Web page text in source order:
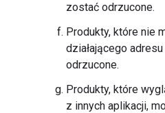
zostać odrzucone.
Produkty, które nie
działającego
odrzucone.
Produkty, które
z innych aplikacji,